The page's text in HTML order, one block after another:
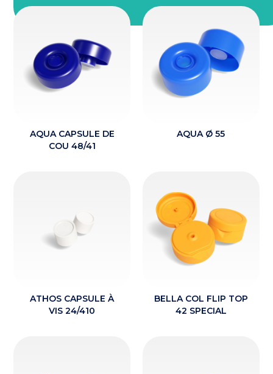
AQUA CAPSULE DE
COU 48/41
AQUA Ø 55
ATHOS CAPSULE À
VIS 24/410
BELLA COL FLIP TOP
42 SPECIAL